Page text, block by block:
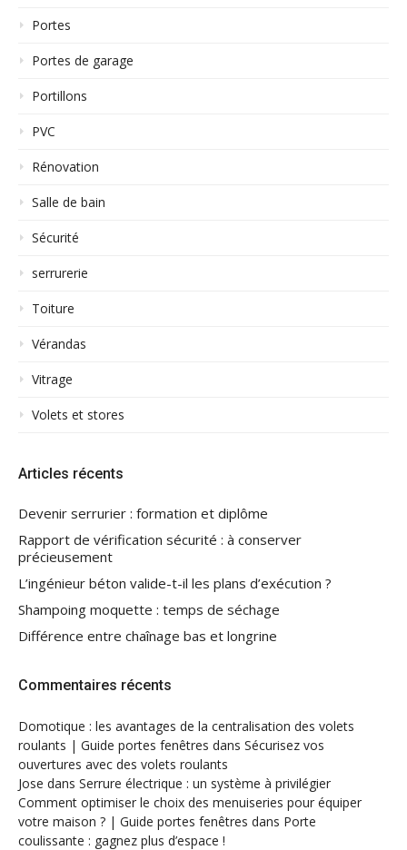
Portes
Portes de garage
Portillons
PVC
Rénovation
Salle de bain
Sécurité
serrurerie
Toiture
Vérandas
Vitrage
Volets et stores
Articles récents
Devenir serrurier : formation et diplôme
Rapport de vérification sécurité : à conserver
précieusement
L’ingénieur béton valide-t-il les plans d’exécution ?
Shampoing moquette : temps de séchage
Différence entre chaînage bas et longrine
Commentaires récents
Domotique : les avantages de la centralisation des volets
roulants | Guide portes fenêtres dans Sécurisez vos
ouvertures avec des volets roulants
Jose dans Serrure électrique : un système à privilégier
Comment optimiser le choix des menuiseries pour équiper
votre maison ? | Guide portes fenêtres dans Porte
coulissante : gagnez plus d’espace !